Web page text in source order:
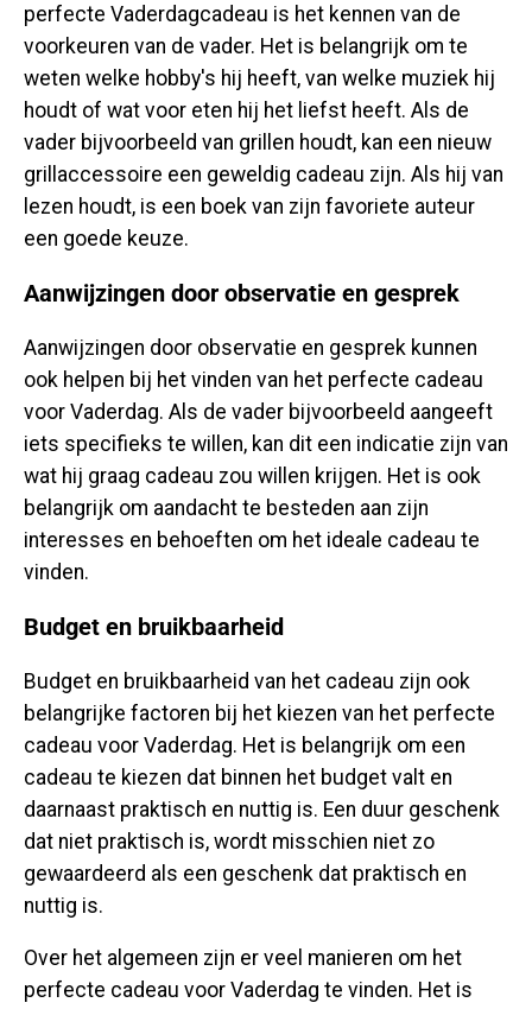
perfecte Vaderdagcadeau is het kennen van de
voorkeuren van de vader. Het is belangrijk om te
weten welke hobby's hij heeft, van welke muziek hij
houdt of wat voor eten hij het liefst heeft. Als de
vader bijvoorbeeld van grillen houdt, kan een nieuw
grillaccessoire een geweldig cadeau zijn. Als hij van
lezen houdt, is een boek van zijn favoriete auteur
een goede keuze.
Aanwijzingen door observatie en gesprek
Aanwijzingen door observatie en gesprek kunnen
ook helpen bij het vinden van het perfecte cadeau
voor Vaderdag. Als de vader bijvoorbeeld aangeeft
iets specifieks te willen, kan dit een indicatie zijn van
wat hij graag cadeau zou willen krijgen. Het is ook
belangrijk om aandacht te besteden aan zijn
interesses en behoeften om het ideale cadeau te
vinden.
Budget en bruikbaarheid
Budget en bruikbaarheid van het cadeau zijn ook
belangrijke factoren bij het kiezen van het perfecte
cadeau voor Vaderdag. Het is belangrijk om een ​​
cadeau te kiezen dat binnen het budget valt en
daarnaast praktisch en nuttig is. Een duur geschenk
dat niet praktisch is, wordt misschien niet zo
gewaardeerd als een geschenk dat praktisch en
nuttig is.
Over het algemeen zijn er veel manieren om het
perfecte cadeau voor Vaderdag te vinden. Het is